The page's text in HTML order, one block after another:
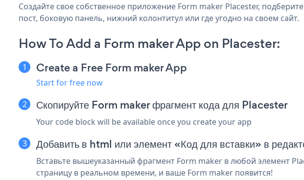
Создайте свое собственное приложение Form maker Placester,
пост, боковую панель, нижний колонтитул или где угодно на своем сайт.
How To Add a Form maker App on Placester:
Create a Free Form maker App
Start for free now
Скопируйте Form maker фрагмент кода для Placester
Your code block will be available once you create your app
Добавить в html или элемент «Код для вставки» в
Вставьте вышеуказанный фрагмент Form maker в любой элемент
страницу в реальном времени, и ваше Form maker появится!